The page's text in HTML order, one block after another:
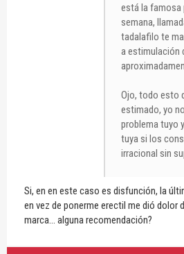
está la famosa
semana,
tadalafilo te
a estimulación
Ojo, todo esto
estimado, yo
problema tuyo
tuya si los
irracional sin
Si, en en este caso es disfunción, la
en vez de ponerme erectil me dió dolor
marca... alguna recomendación?